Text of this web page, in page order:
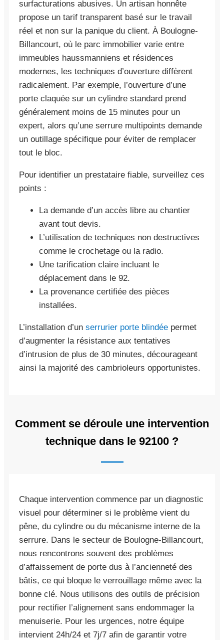
surfacturations abusives. Un artisan honnête
propose un tarif transparent basé sur le travail
réel et non sur la panique du client. À Boulogne-
Billancourt, où le parc immobilier varie entre
immeubles haussmanniens et résidences
modernes, les techniques d’ouverture diffèrent
radicalement. Par exemple, l’ouverture d’une
porte claquée sur un cylindre standard prend
généralement moins de 15 minutes pour un
expert, alors qu’une serrure multipoints demande
un outillage spécifique pour éviter de remplacer
tout le bloc.
Pour identifier un prestataire fiable, surveillez ces
points :
La demande d’un accès libre au chantier
avant tout devis.
L’utilisation de techniques non destructives
comme le crochetage ou la radio.
Une tarification claire incluant le
déplacement dans le 92.
La provenance certifiée des pièces
installées.
L’installation d’un serrurier porte blindée permet
d’augmenter la résistance aux tentatives
d’intrusion de plus de 30 minutes, décourageant
ainsi la majorité des cambrioleurs opportunistes.
Comment se déroule une intervention
technique dans le 92100 ?
Chaque intervention commence par un diagnostic
visuel pour déterminer si le problème vient du
pêne, du cylindre ou du mécanisme interne de la
serrure. Dans le secteur de Boulogne-Billancourt,
nous rencontrons souvent des problèmes
d’affaissement de porte dus à l’ancienneté des
bâtis, ce qui bloque le verrouillage même avec la
bonne clé. Nous utilisons des outils de précision
pour rectifier l’alignement sans endommager la
menuiserie. Pour les urgences, notre équipe
intervient 24h/24 et 7j/7 afin de garantir votre